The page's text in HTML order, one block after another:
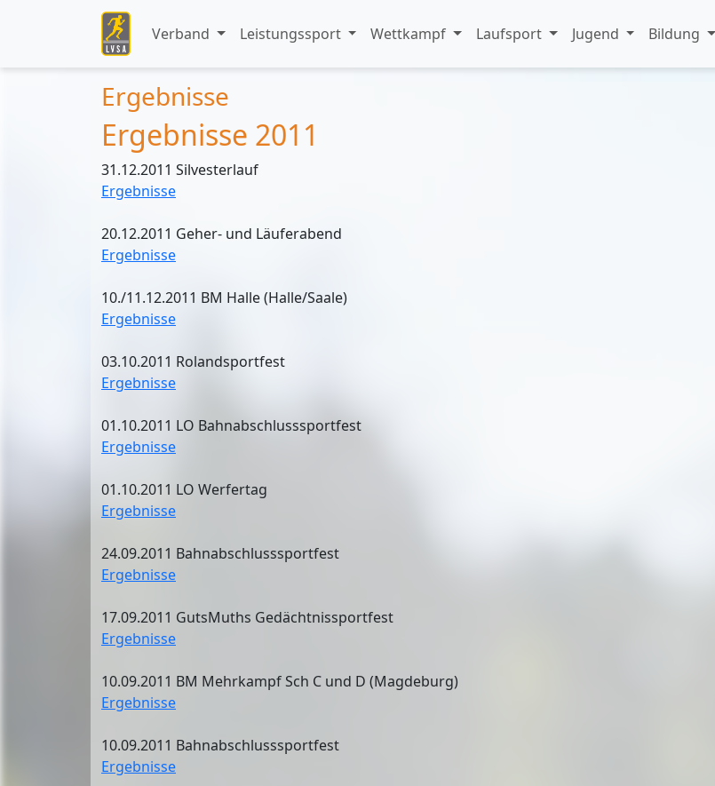
Verband Leistungssport Wettkampf Laufsport Jugend Bildung
Ergebnisse
Ergebnisse 2011
31.12.2011 Silvesterlauf
Ergebnisse
20.12.2011 Geher- und Läuferabend
Ergebnisse
10./11.12.2011 BM Halle (Halle/Saale)
Ergebnisse
03.10.2011 Rolandsportfest
Ergebnisse
01.10.2011 LO Bahnabschlusssportfest
Ergebnisse
01.10.2011 LO Werfertag
Ergebnisse
24.09.2011 Bahnabschlusssportfest
Ergebnisse
17.09.2011 GutsMuths Gedächtnissportfest
Ergebnisse
10.09.2011 BM Mehrkampf Sch C und D (Magdeburg)
Ergebnisse
10.09.2011 Bahnabschlusssportfest
Ergebnisse